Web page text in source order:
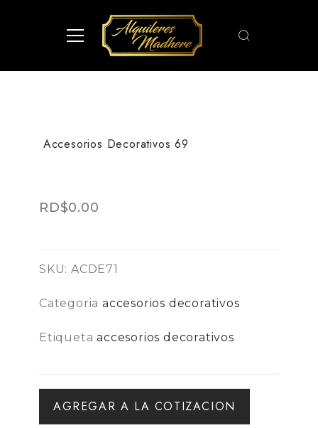
Accesorios Decorativos 69
RD$0.00
SKU: ACDE71
Categoria accesorios decorativos
Etiqueta accesorios decorativos
AGREGAR A LA COTIZACION